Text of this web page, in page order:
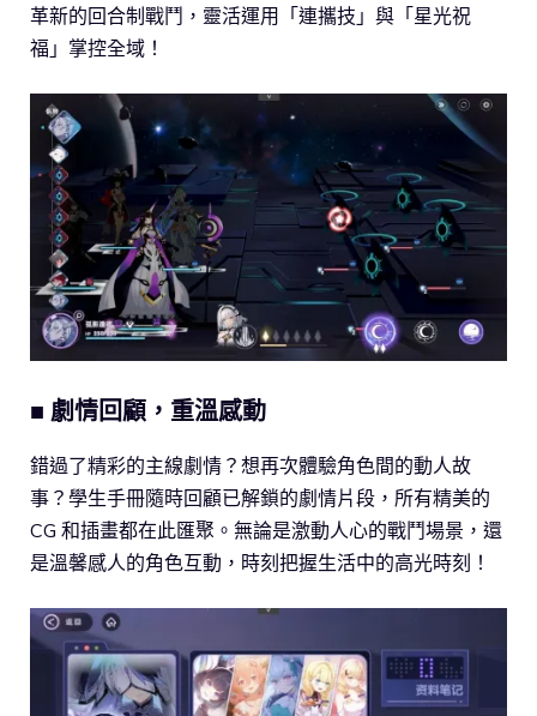
革新的回合制戰鬥，靈活運用「連攜技」與「星光祝
福」掌控全域！
■ 劇情回顧，重溫感動
錯過了精彩的主線劇情？想再次體驗角色間的動人故
事？學生手冊隨時回顧已解鎖的劇情片段，所有精美的
CG 和插畫都在此匯聚。無論是激動人心的戰鬥場景，還
是溫馨感人的角色互動，時刻把握生活中的高光時刻！